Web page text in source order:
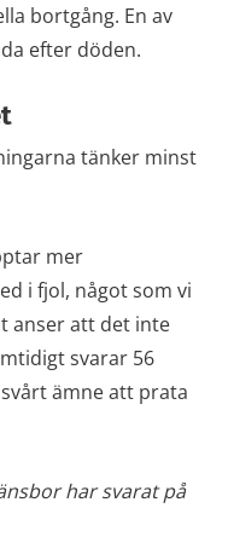
bortgång. En av
efter döden.
tänker minst
mer
i fjol, något som vi
anser att det inte
svarar 56
ämne att prata
har svarat på